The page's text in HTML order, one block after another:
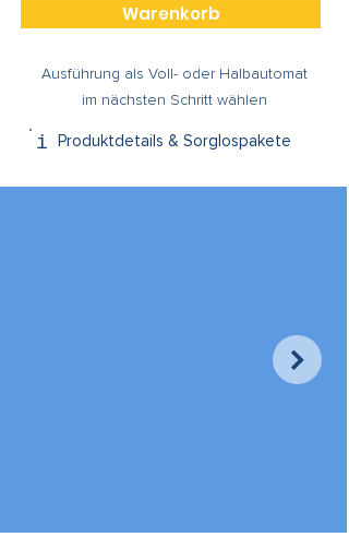
Warenkorb
Ausführung als Voll- oder Halbautomat
im nächsten Schritt wählen
Produktdetails & Sorglospakete
i